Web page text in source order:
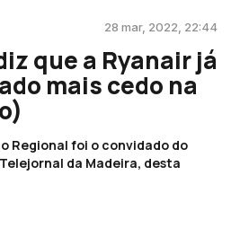
28 mar, 2022, 22:44
que a Ryanair já
mais cedo na
Regional foi o convidado do
da Madeira, desta